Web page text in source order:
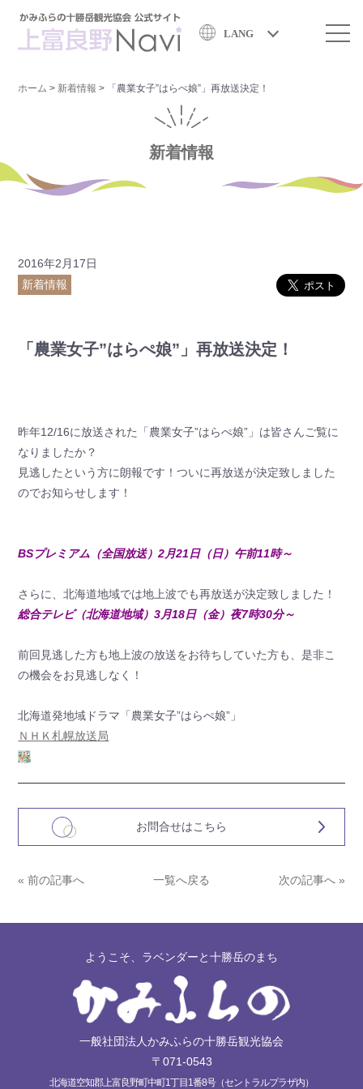
LANG
ホーム > 新着情報 > 「農業女子”はらぺ娘”」再放送決定！
新着情報
2016年2月17日
新着情報
「農業女子”はらぺ娘”」再放送決定！
昨年12/16に放送された「農業女子”はらぺ娘”」は皆さんご覧に
なりましたか？
見逃したという方に朗報です！ついに再放送が決定致しました
のでお知らせします！
BSプレミアム（全国放送）2月21日（日）午前11時～
さらに、北海道地域では地上波でも再放送が決定致しました！
総合テレビ（北海道地域）3月18日（金）夜7時30分～
前回見逃した方も地上波の放送をお待ちしていた方も、是非こ
の機会をお見逃しなく！
北海道発地域ドラマ「農業女子”はらぺ娘”」
ＮＨＫ札幌放送局
お問合せはこちら
« 前の記事へ 一覧へ戻る 次の記事へ »
ようこそ、ラベンダーと十勝岳のまち
一般社団法人かみふらの十勝岳観光協会
〒071-0543
北海道空知郡上富良野町中町1丁目1番8号（セントラルプラザ内）